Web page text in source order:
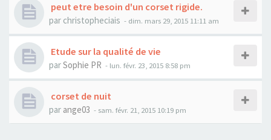
peut etre besoin d'un corset rigide.
par christopheciais - dim. mars 29, 2015 11:11 am
Etude sur la qualité de vie
parSophie PR - lun. févr. 23, 2015 8:58 pm
corset de nuit
par ange03 - sam. févr. 21, 2015 10:19 pm